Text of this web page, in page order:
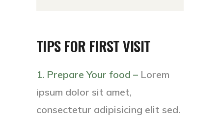
TIPS FOR FIRST VISIT
1. Prepare Your food – Lorem
ipsum dolor sit amet,
consectetur adipisicing elit sed.